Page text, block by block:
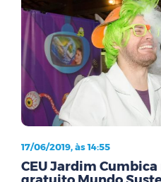
17/06/2019, às 14:55
CEU Jardim